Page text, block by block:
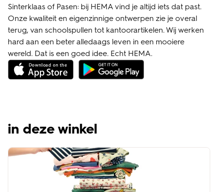
Sinterklaas of Pasen: bij HEMA vind je altijd iets dat past.
Onze kwaliteit en eigenzinnige ontwerpen zie je overal
terug, van schoolspullen tot kantoorartikelen. Wij werken
hard aan een beter alledaags leven in een mooiere
wereld. Dat is een goed idee. Echt HEMA.
in deze winkel